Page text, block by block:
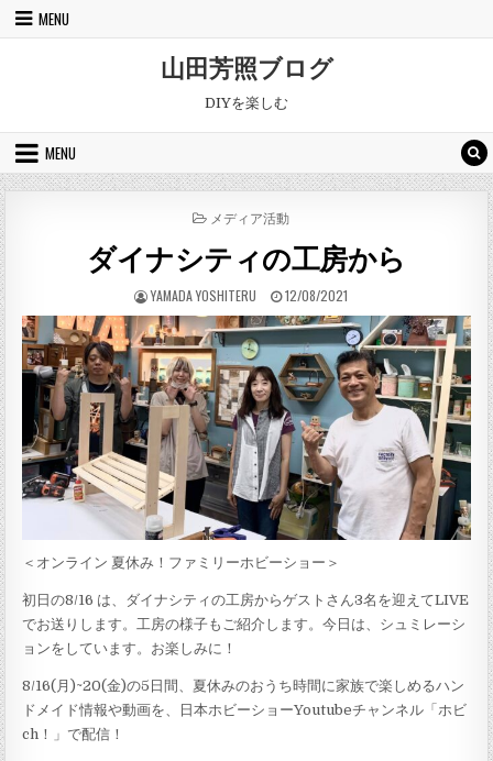
Skip to content
MENU
山田芳照ブログ
DIYを楽しむ
MENU
POSTED IN
メディア活動
ダイナシティの工房から
AUTHOR:
YAMADA YOSHITERU PUBLISHED DATE:
12/08/2021
＜オンライン 夏休み！ファミリーホビーショー＞
初日の8/16 は、ダイナシティの工房からゲストさん3名を迎えてLIVE
でお送りします。工房の様子もご紹介します。今日は、シュミレーシ
ョンをしています。お楽しみに！
8/16(月)~20(金)の5日間、夏休みのおうち時間に家族で楽しめるハン
ドメイド情報や動画を、日本ホビーショーYoutubeチャンネル「ホビ
ch！」で配信！